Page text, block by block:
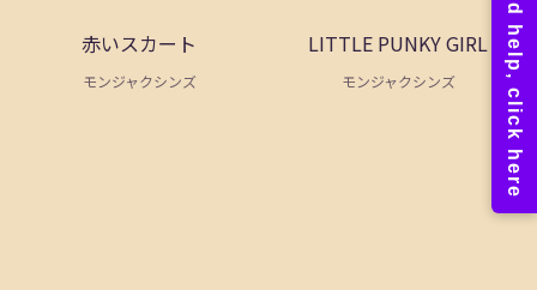
赤いスカート
モンジャクシンズ
LITTLE PUNKY GIRL
モンジャクシンズ